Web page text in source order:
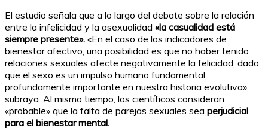
El estudio señala que a lo largo del debate sobre la relación
entre la infelicidad y la asexualidad «la casualidad está
siempre presente». «En el caso de los indicadores de
bienestar afectivo, una posibilidad es que no haber tenido
relaciones sexuales afecte negativamente la felicidad, dado
que el sexo es un impulso humano fundamental,
profundamente importante en nuestra historia evolutiva»,
subraya. Al mismo tiempo, los científicos consideran
«probable» que la falta de parejas sexuales sea perjudicial
para el bienestar mental.